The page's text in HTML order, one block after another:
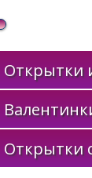
Gif Открытки в
Открытки
Открытки